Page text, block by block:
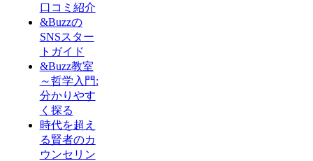
口コミ紹介
&Buzzの
SNSスター
トガイド
&Buzz教室
～哲学入門:
分かりやす
く探る
時代を超え
る賢者のカ
ウンセリン